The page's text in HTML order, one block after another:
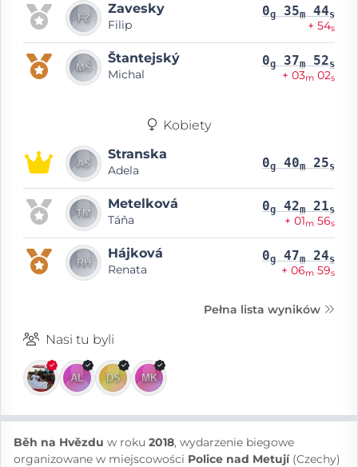
Zavesky
Filip
0g 35m 44s
+ 54s
Štantejský
Michal
0g 37m 52s
+ 03m 02s
Kobiety
Stranska
Adela 0g 40m 25s
Metelková
Táňa
0g 42m 21s
+ 01m 56s
Hájková
Renata
0g 47m 24s
+ 06m 59s
Pełna lista wyników
Nasi tu byli
Běh na Hvězdu w roku 2018, wydarzenie biegowe
organizowane w miejscowości Police nad Metují(Czechy)